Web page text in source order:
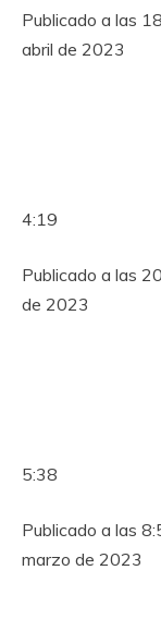
Publicado a las
abril de 2023
4:19
Publicado a las
de 2023
5:38
Publicado a las
marzo de 2023